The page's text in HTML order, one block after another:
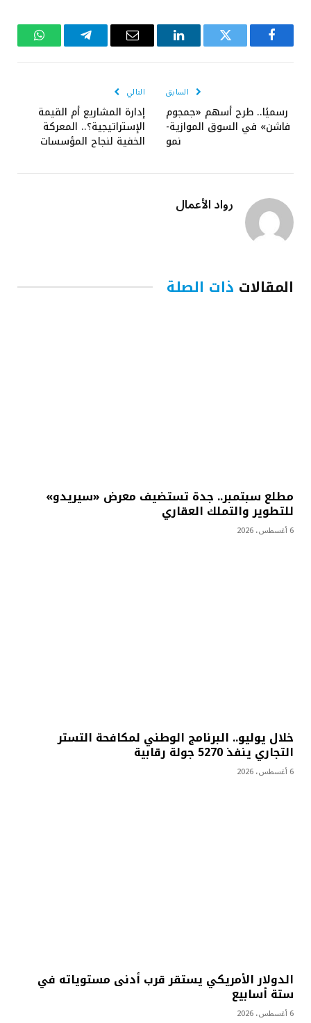
فيسبوك تويتر لينكدإن
البريد
تيلقرام واتساب
السابق
رسميًا.. طرح أسهم «جمجوم
فاشن» في السوق الموازية-
نمو
التالي
إدارة المشاريع أم القيمة
الإستراتيجية؟.. المعركة
الخفية لنجاح المؤسسات
رواد الأعمال
المقالات ذات الصلة
مطلع سبتمبر.. جدة تستضيف معرض «سيريدو»
للتطوير والتملك العقاري
6 أغسطس، 2026
خلال يوليو.. البرنامج الوطني لمكافحة التستر
التجاري ينفذ 5270 جولة رقابية
6 أغسطس، 2026
الدولار الأمريكي يستقر قرب أدنى مستوياته في
ستة أسابيع
6 أغسطس، 2026